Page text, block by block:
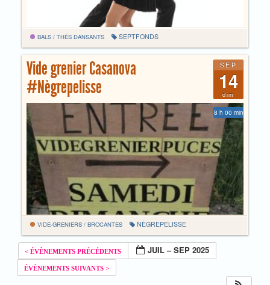
BALS / THÉS DANSANTS SEPTFONDS
SEP
14
dim
Vide grenier Casanova
#Nègrepelisse
8 h 00 min
VIDE-GRENIERS / BROCANTES NÈGREPELISSE
JUIL – SEP 2025